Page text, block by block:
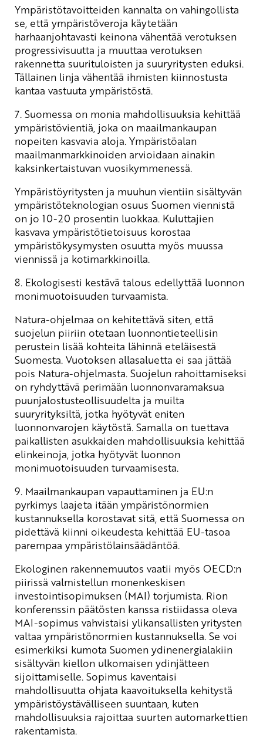
Ympäristötavoitteiden kannalta on vahingollista
se, että ympäristöveroja käytetään
harhaanjohtavasti keinona vähentää verotuksen
progressivisuutta ja muuttaa verotuksen
rakennetta suurituloisten ja suuryritysten eduksi.
Tällainen linja vähentää ihmisten kiinnostusta
kantaa vastuuta ympäristöstä.
7. Suomessa on monia mahdollisuuksia kehittää
ympäristövientiä, joka on maailmankaupan
nopeiten kasvavia aloja. Ympäristöalan
maailmanmarkkinoiden arvioidaan ainakin
kaksinkertaistuvan vuosikymmenessä.
Ympäristöyritysten ja muuhun vientiin sisältyvän
ympäristöteknologian osuus Suomen viennistä
on jo 10-20 prosentin luokkaa. Kuluttajien
kasvava ympäristötietoisuus korostaa
ympäristökysymysten osuutta myös muussa
viennissä ja kotimarkkinoilla.
8. Ekologisesti kestävä talous edellyttää luonnon
monimuotoisuuden turvaamista.
Natura-ohjelmaa on kehitettävä siten, että
suojelun piiriin otetaan luonnontieteellisin
perustein lisää kohteita lähinnä eteläisestä
Suomesta. Vuotoksen allasaluetta ei saa jättää
pois Natura-ohjelmasta. Suojelun rahoittamiseksi
on ryhdyttävä perimään luonnonvaramaksua
puunjalostusteollisuudelta ja muilta
suuryrityksiltä, jotka hyötyvät eniten
luonnonvarojen käytöstä. Samalla on tuettava
paikallisten asukkaiden mahdollisuuksia kehittää
elinkeinoja, jotka hyötyvät luonnon
monimuotoisuuden turvaamisesta.
9. Maailmankaupan vapauttaminen ja EU:n
pyrkimys laajeta itään ympäristönormien
kustannuksella korostavat sitä, että Suomessa on
pidettävä kiinni oikeudesta kehittää EU-tasoa
parempaa ympäristölainsäädäntöä.
Ekologinen rakennemuutos vaatii myös OECD:n
piirissä valmistellun monenkeskisen
investointisopimuksen (MAI) torjumista. Rion
konferenssin päätösten kanssa ristiidassa oleva
MAI-sopimus vahvistaisi ylikansallisten yritysten
valtaa ympäristönormien kustannuksella. Se voi
esimerkiksi kumota Suomen ydinenergialakiin
sisältyvän kiellon ulkomaisen ydinjätteen
sijoittamiselle. Sopimus kaventaisi
mahdollisuutta ohjata kaavoituksella kehitystä
ympäristöystävälliseen suuntaan, kuten
mahdollisuuksia rajoittaa suurten automarkettien
rakentamista.